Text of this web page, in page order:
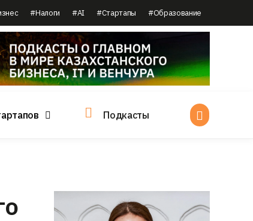
#Налоги #AI #Стартапы #Образование
Подкасты